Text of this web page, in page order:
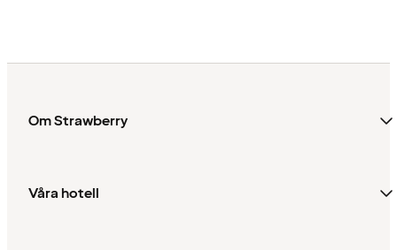
Om Strawberry
Våra hotell